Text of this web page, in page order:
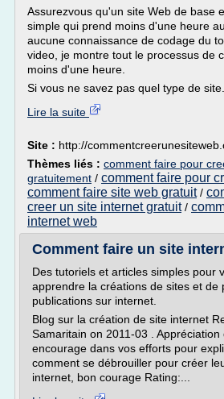
Assurezvous qu'un site Web de base
simple qui prend moins d'une heure
aucune connaissance de codage du
video, je montre tout le processus de
moins d'une heure.
Si vous ne savez pas quel type de site...
Lire la suite
Site : http://
Thèmes liés : comment faire pour
gratuitement / comment faire pour
comment faire site web gratuit/
creer un site internet gratuit/
internet web
Comment faire un site
Des tutoriels et articles simples pour
apprendre la créations de sites et de
publications sur internet.
Blog sur la création de site internet
Samaritain on 2011-03 .
encourage dans vos efforts pour
comment se débrouiller pour créer
internet, bon courage Rating:...